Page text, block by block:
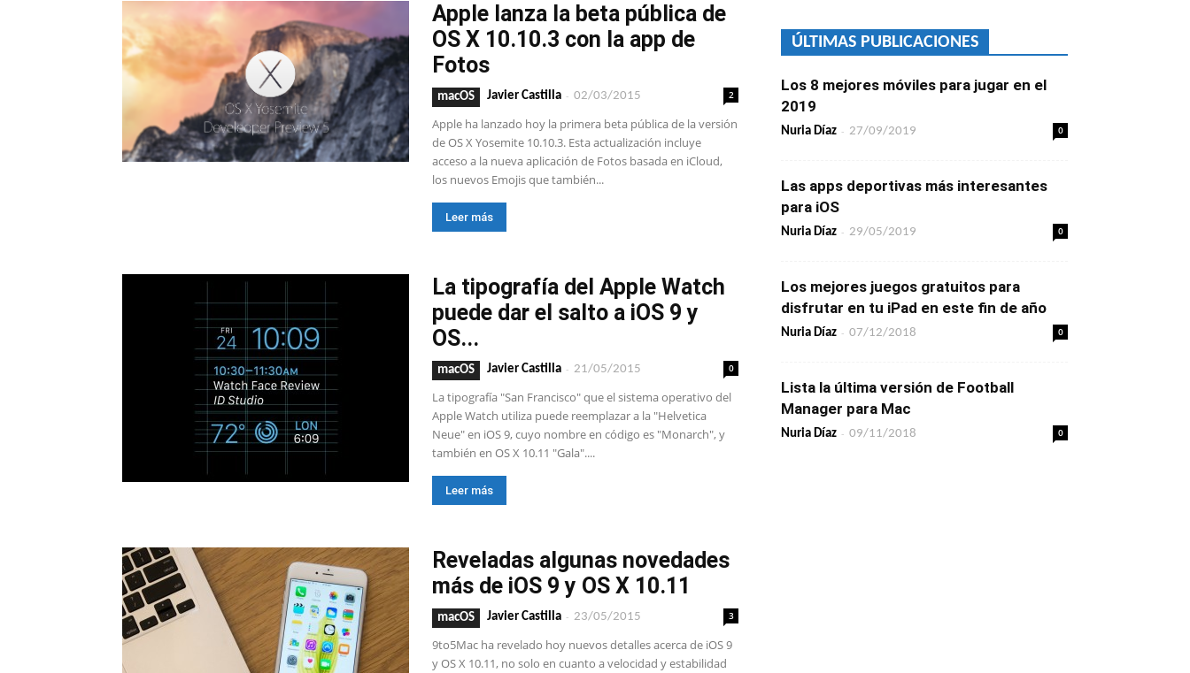
Apple lanza la beta pública de
OS X 10.10.3 con la app de
Fotos
macOS Javier Castilla - 02/03/2015 2
Apple ha lanzado hoy la primera beta pública de la versión
de OS X Yosemite 10.10.3. Esta actualización incluye
acceso a la nueva aplicación de Fotos basada en iCloud,
los nuevos Emojis que también...
Leer más
La tipografía del Apple Watch
puede dar el salto a iOS 9 y
OS...
macOS Javier Castilla - 21/05/2015 0
La tipografía "San Francisco" que el sistema operativo del
Apple Watch utiliza puede reemplazar a la "Helvetica
Neue" en iOS 9, cuyo nombre en código es "Monarch", y
también en OS X 10.11 "Gala"....
Leer más
Reveladas algunas novedades
más de iOS 9 y OS X 10.11
macOS Javier Castilla - 23/05/2015 3
9to5Mac ha revelado hoy nuevos detalles acerca de iOS 9
y OS X 10.11, no solo en cuanto a velocidad y estabilidad
ÚLTIMAS PUBLICACIONES
Los 8 mejores móviles para jugar en el
2019
Nuria Díaz - 27/09/2019 0
Las apps deportivas más interesantes
para iOS
Nuria Díaz - 29/05/2019 0
Los mejores juegos gratuitos para
disfrutar en tu iPad en este fin de año
Nuria Díaz - 07/12/2018 0
Lista la última versión de Football
Manager para Mac
Nuria Díaz - 09/11/2018 0